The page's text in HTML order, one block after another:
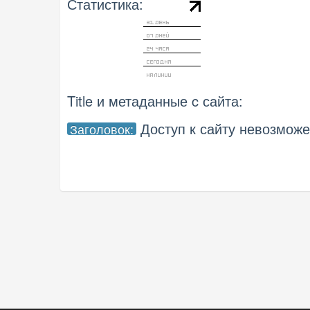
Title и метаданные c сайта:
Заголовок: Доступ к сайту